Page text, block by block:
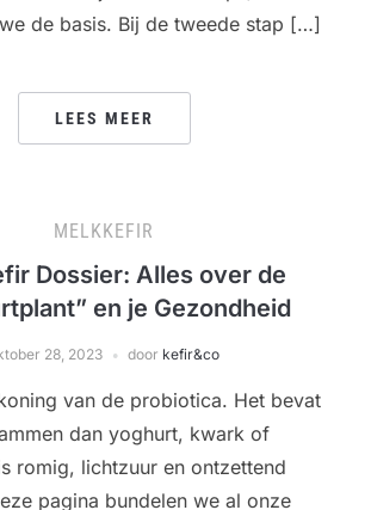
de basis. Bij de tweede stap […]
LEES MEER
MELKKEFIR
Dossier: Alles over de
en je Gezondheid
28, 2023 door kefir&co
van de probiotica. Het bevat
dan yoghurt, kwark of
romig, lichtzuur en ontzettend
pagina bundelen we al onze